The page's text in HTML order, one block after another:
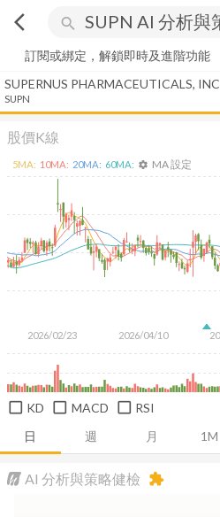
arrow_back_ios search
訂閱或綁定，解鎖即時及進階功能
SUPERNUS PHARMACEUTICALS,
SUPN
股價K線
日 週 月 1M
2026/02/23 2026/04/10
5MA: 10MA: 20MA: 60MA: settings MA 設定
KD MACD RSI
AI 分析與策略健檢 extension